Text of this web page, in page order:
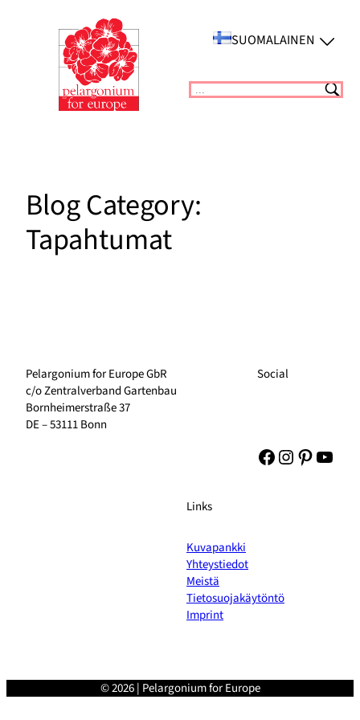
SUOMALAINEN
Suchen
Blog Category:
Tapahtumat
Pelargonium for Europe GbR
c/o Zentralverband Gartenbau
Bornheimerstraße 37
DE – 53111 Bonn
Social
Facebook
Instagram
Links
Kuvapankki
Yhteystiedot
Meistä
Tietosuojakäytöntö
Imprint
© 2026 | Pelargonium for Europe